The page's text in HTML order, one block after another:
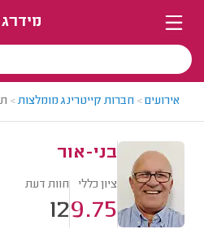
מידרג
אירועים> חברות קייטרינג מומלצות>
בני-אור
ציון כללי
9.75
חוות דעת
12